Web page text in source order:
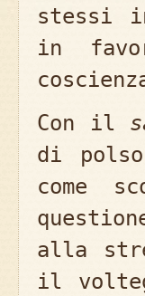
stessi
in
Con il
di
come
alla
il